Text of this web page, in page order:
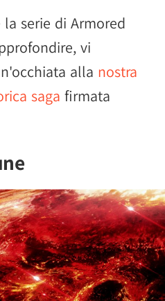
serie di Armored
vi
alla nostra
saga firmata